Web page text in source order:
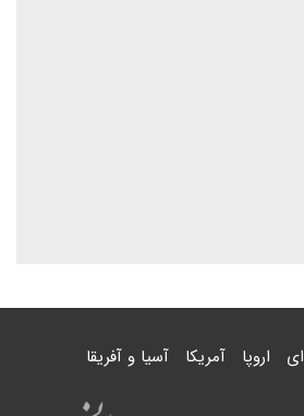
اروپا آمریکا آسیا و آفریقا